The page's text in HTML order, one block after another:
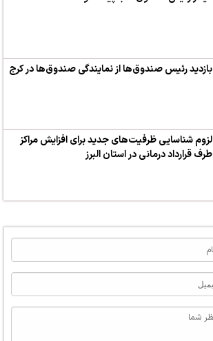
بازدید رئیس صندوق‌ها از نمایندگی صندوق‌ها در کرج
لزوم شناسایی ظرفیت‌های جدید برای افزایش مراکز
طرف قرارداد درمانی در استان البرز